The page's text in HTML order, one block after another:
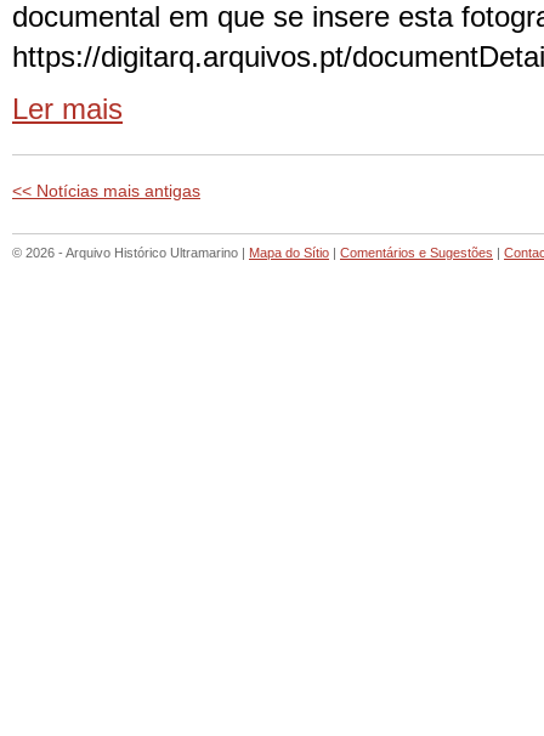
documental em que se insere esta
https://digitarq.arquivos.pt/
Ler mais
<< Notícias mais antigas
© 2026 - Arquivo Histórico Ultramarino | Mapa do Sítio | Comentários e Sugestões |